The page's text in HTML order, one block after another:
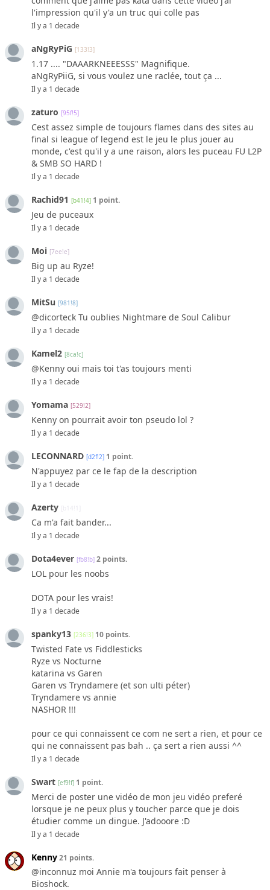
l'impression qu'il y'a un truc qui colle pas
Il y a 1 decade
aNgRyPiG [133!3]
1.17 .... "DAAARKNEEESSS" Magnifique.
aNgRyPiiG, si vous voulez une raclée, tout ça ...
Il y a 1 decade
zaturo [95f!5]
Cest assez simple de toujours flames dans des sites au
final si league of legend est le jeu le plus jouer au
monde, c'est qu'il y a une raison, alors les puceau FU L2P
& SMB SO HARD !
Il y a 1 decade
Rachid91 [b41!4] 1 point.
Jeu de puceaux
Il y a 1 decade
Moi [7ee!e]
Big up au Ryze!
Il y a 1 decade
MitSu [981!8]
@dicorteck Tu oublies Nightmare de Soul Calibur
Il y a 1 decade
Kamel2 [8ca!c]
@Kenny oui mais toi t'as toujours menti
Il y a 1 decade
Yomama [529!2]
Kenny on pourrait avoir ton pseudo lol ?
Il y a 1 decade
LECONNARD [d2f!2] 1 point.
N'appuyez par ce le fap de la description
Il y a 1 decade
Azerty
Ca m'a fait bander...
Il y a 1 decade
Dota4ever [fb8!b] 2 points.
LOL pour les noobs
DOTA pour les vrais!
Il y a 1 decade
spanky13 [236!3] 10 points.
Twisted Fate vs Fiddlesticks
Ryze vs Nocturne
katarina vs Garen
Garen vs Tryndamere (et son ulti péter)
Tryndamere vs annie
NASHOR !!!
pour ce qui connaissent ce com ne sert a rien, et pour ce
qui ne connaissent pas bah .. ça sert a rien aussi ^^
Il y a 1 decade
Swart [ef9!f] 1 point.
Merci de poster une vidéo de mon jeu vidéo preferé
lorsque je ne peux plus y toucher parce que je dois
étudier comme un dingue. J'adooore :D
Il y a 1 decade
Kenny21 points.
@inconnuz moi Annie m'a toujours fait penser à
Bioshock.